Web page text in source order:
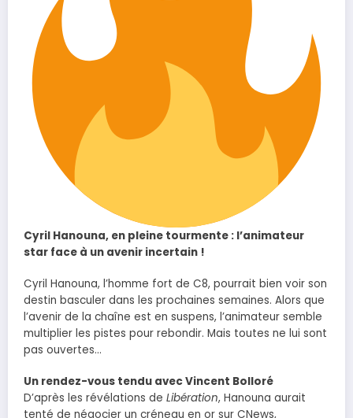
Cyril Hanouna, en pleine tourmente : l’animateur
star face à un avenir incertain !
Cyril Hanouna, l’homme fort de C8, pourrait bien voir son
destin basculer dans les prochaines semaines. Alors que
l’avenir de la chaîne est en suspens, l’animateur semble
multiplier les pistes pour rebondir. Mais toutes ne lui sont
pas ouvertes…
Un rendez-vous tendu avec Vincent Bolloré
D’après les révélations de Libération, Hanouna aurait
tenté de négocier un créneau en or sur CNews,